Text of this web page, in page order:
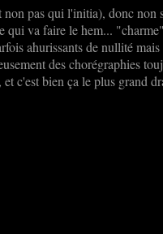
pas qui l'initia), donc non
qui va faire le hem...
ahurissants de nullité
des chorégraphies
c'est bien ça le plus grand